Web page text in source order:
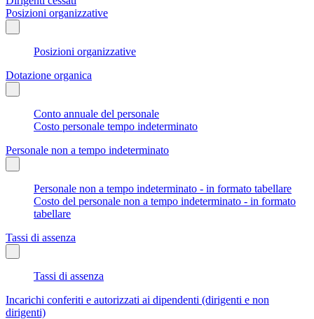
Posizioni organizzative
Posizioni organizzative
Dotazione organica
Conto annuale del personale
Costo personale tempo indeterminato
Personale non a tempo indeterminato
Personale non a tempo indeterminato - in formato tabellare
Costo del personale non a tempo indeterminato - in formato
tabellare
Tassi di assenza
Tassi di assenza
Incarichi conferiti e autorizzati ai dipendenti (dirigenti e non
dirigenti)